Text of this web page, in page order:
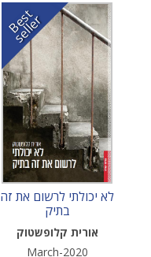
B
e
s
t
s
e
l
l
e
r
לא יכולתי לרשום את זה
בתיק
אורית קלופשטוק
March-2020